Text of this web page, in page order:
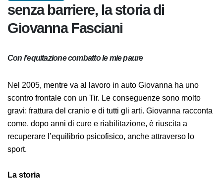
senza barriere, la storia di
Giovanna Fasciani
Con l’equitazione combatto le mie paure
Nel 2005, mentre va al lavoro in auto Giovanna ha uno
scontro frontale con un Tir. Le conseguenze sono molto
gravi: frattura del cranio e di tutti gli arti. Giovanna racconta
come, dopo anni di cure e riabilitazione, è riuscita a
recuperare l’equilibrio psicofisico, anche attraverso lo
sport.
La storia